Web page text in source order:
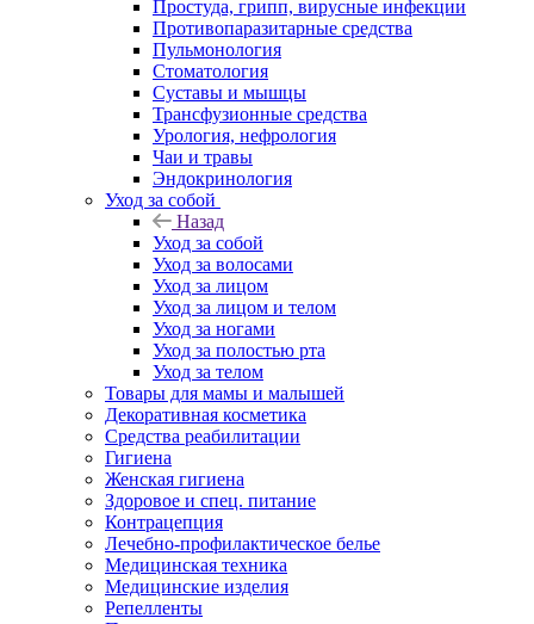
Простуда, грипп, вирусные инфекции
Противопаразитарные средства
Пульмонология
Стоматология
Суставы и мышцы
Трансфузионные средства
Урология, нефрология
Чаи и травы
Эндокринология
Уход за собой
Назад
Уход за собой
Уход за волосами
Уход за лицом
Уход за лицом и телом
Уход за ногами
Уход за полостью рта
Уход за телом
Товары для мамы и малышей
Декоративная косметика
Средства реабилитации
Гигиена
Женская гигиена
Здоровое и спец. питание
Контрацепция
Лечебно-профилактическое белье
Медицинская техника
Медицинские изделия
Репелленты